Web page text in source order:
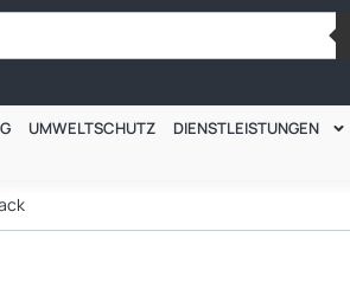
UMWELTSCHUTZ DIENSTLEISTUNGEN